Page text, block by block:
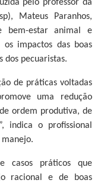
pelo professor da
Mateus Paranhos,
bem-estar animal e
impactos das boas
dos pecuaristas.
de práticas voltadas
uma redução
ordem produtiva, de
indica o profissional
casos práticos que
racional e de boas